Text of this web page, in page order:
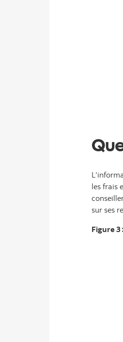
les frais
sur ses
Figure 3